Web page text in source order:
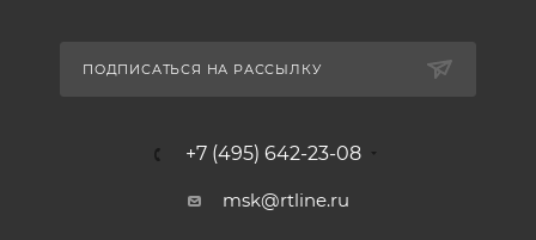
ПОДПИСАТЬСЯ НА РАССЫЛКУ
+7 (495) 642-23-08
msk@rtline.ru